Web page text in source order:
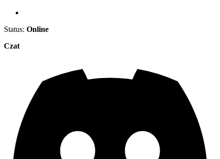
Status: Online
Czat